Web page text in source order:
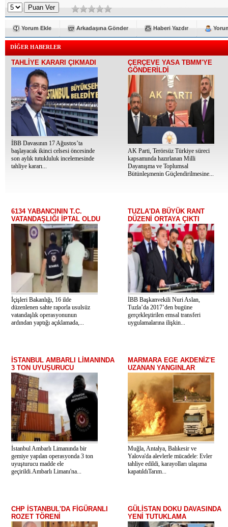
Yorum Ekle Arkadaşına Gönder Haberi Yazdır
DİĞER HABERLER
TAHLİYE KARARI ÇIKMADI
İBB Davasının 17 Ağustos’ta
başlayacak ikinci celsesi öncesinde
son aylık tutukluluk incelemesinde
tahliye kararı...
ÇERÇEVE YASA TBMM'YE
GÖNDERİLDİ
AK Parti, Terörsüz Türkiye süreci
kapsamında hazırlanan Milli
Dayanışma ve Toplumsal
Bütünleşmenin Güçlendirilmesine...
6134 YABANCININ T.C.
VATANDAŞLIĞI İPTAL OLDU
İçişleri Bakanlığı, 16 ilde
düzenlenen sahte raporla usulsüz
vatandaşlık operasyonunun
ardından yaptığı açıklamada,...
TUZLA'DA BÜYÜK RANT
DÜZENİ ORTAYA ÇIKTI
İBB Başkanvekili Nuri Aslan,
Tuzla’da 2017’den bugüne
gerçekleştirilen emsal transferi
uygulamalarına ilişkin...
İSTANBUL AMBARLI LİMANINDA
3 TON UYUŞURUCU
İstanbul Ambarlı Limanında bir
gemiye yapılan operasyonda 3 ton
uyuşturucu madde ele
geçirildi.Ambarlı Limanı'na...
MARMARA EGE AKDENİZ'E
UZANAN YANGINLAR
Muğla, Antalya, Balıkesir ve
Yalova'da alevlerle mücadele: Evler
tahliye edildi, karayolları ulaşıma
kapatıldıTarım...
CHP İSTANBUL'DA FİGÜRANLI
ROZET TÖRENİ
GÜLİSTAN DOKU DAVASINDA
YENİ TUTUKLAMA